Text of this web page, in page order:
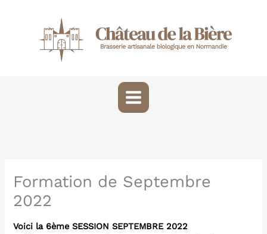
Formation de Septembre
2022
Voici la 6ème SESSION SEPTEMBRE 2022